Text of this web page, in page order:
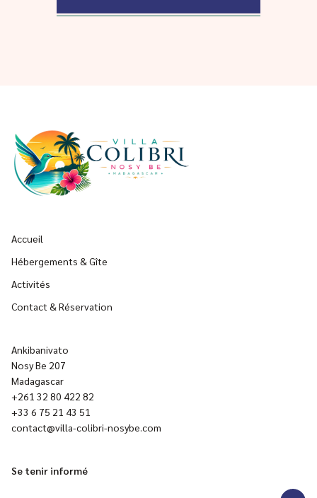
Accueil
Hébergements & Gîte
Activités
Contact & Réservation
Ankibanivato
Nosy Be 207
Madagascar
+261 32 80 422 82
+33 6 75 21 43 51
contact@villa-colibri-nosybe.com
Se tenir informé